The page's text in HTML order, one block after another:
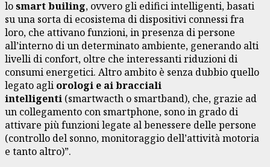
losmart builing, ovvero gli edifici intelligenti, basati
su una sorta di ecosistema di dispositivi connessi fra
loro, che attivano funzioni, in presenza di persone
all’interno di un determinato ambiente, generando alti
livelli di confort, oltre che interessanti riduzioni di
consumi energetici. Altro ambito è senza dubbio quello
legato agli orologi e ai bracciali
intelligenti (smartwacth o smartband), che, grazie ad
un collegamento con smartphone, sono in grado di
attivare più funzioni legate al benessere delle persone
(controllo del sonno, monitoraggio dell’attività motoria
e tanto altro)”.